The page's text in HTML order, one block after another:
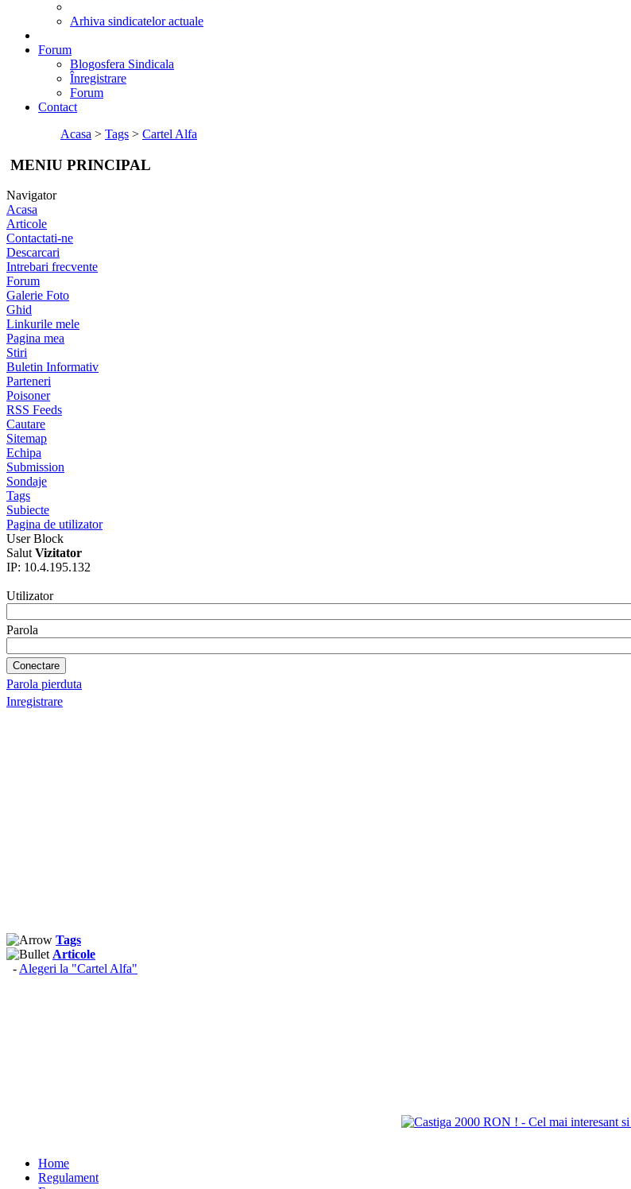
Arhiva sindicatelor actuale
Forum
Blogosfera Sindicala
Înregistrare
Forum
Contact
Acasa > Tags > Cartel Alfa
MENIU PRINCIPAL
Navigator
Acasa
Articole
Contactati-ne
Descarcari
Intrebari frecvente
Forum
Galerie Foto
Ghid
Linkurile mele
Pagina mea
Stiri
Buletin Informativ
Parteneri
Poisoner
RSS Feeds
Cautare
Sitemap
Echipa
Submission
Sondaje
Tags
Subiecte
Pagina de utilizator
User Block
Salut Vizitator
IP: 10.4.195.132
Utilizator
Parola
Parola pierduta
Inregistrare
Tags
Articole
- Alegeri la "Cartel Alfa"
Home
Regulament